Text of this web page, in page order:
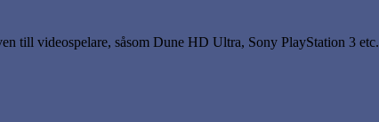
till videospelare, såsom Dune HD Ultra, Sony PlayStation 3 etc.